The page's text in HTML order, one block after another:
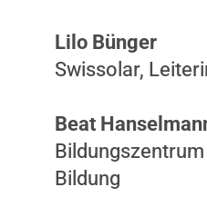
Lilo Bünger
Swissolar,
Beat
Bildung